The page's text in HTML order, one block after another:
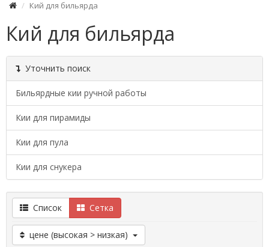
Кий для бильярда
Кий для бильярда
Уточнить поиск
Бильярдные кии ручной работы
Кии для пирамиды
Кии для пула
Кии для снукера
Список Сетка
цене (высокая > низкая)